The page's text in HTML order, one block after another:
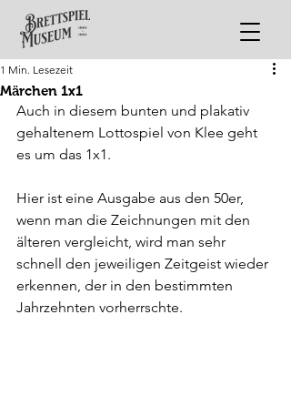
Märchen 1x1
1 Min. Lesezeit
Auch in diesem bunten und plakativ
gehaltenem Lottospiel von Klee geht
es um das 1x1.
Hier ist eine Ausgabe aus den 50er,
wenn man die Zeichnungen mit den
älteren vergleicht, wird man sehr
schnell den jeweiligen Zeitgeist wieder
erkennen, der in den bestimmten
Jahrzehnten vorherrschte.